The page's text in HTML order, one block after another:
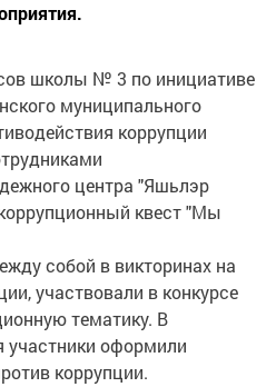
школы № 3 по инициативе
муниципального
коррупции
центра "Яшьлэр
квест "Мы
собой в викторинах на
участвовали в конкурсе
тематику. В
участники оформили
коррупции.